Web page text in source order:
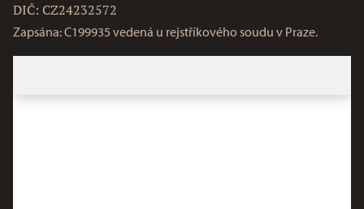
DIČ: CZ24232572
Zapsána: C199935 vedená u rejstříkového soudu v Praze.